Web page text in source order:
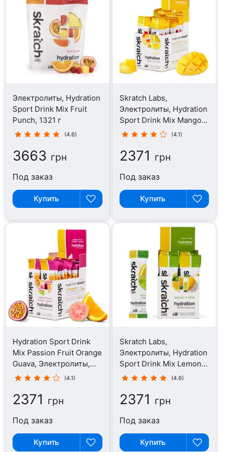
Электролиты, Hydration
Sport Drink Mix Fruit
Punch, 1321 г
(4.6)
3663 грн
Под заказ
Купить
Skratch Labs,
Электролиты, Hydration
Sport Drink Mix Mango,
440 г
(4.1)
2371 грн
Под заказ
Купить
Hydration Sport Drink
Mix Passion Fruit Orange
Guava, Электролиты,
440 г
(4.1)
2371 грн
Под заказ
Купить
Skratch Labs,
Электролиты, Hydration
Sport Drink Mix Lemon
Lime, 440 г
(4.6)
2371 грн
Под заказ
Купить